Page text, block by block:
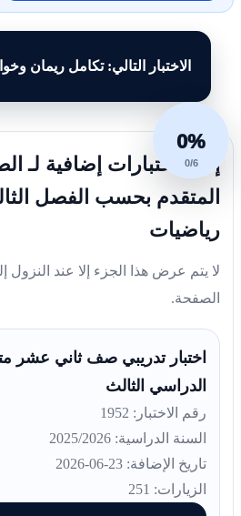
الاختبار التالي: تكامل ريمان
0%
0/6
إليك اختبارات إضافية لـ
المتقدم بحسب الفصل
رياضيات
لا يتم عرض هذا الجزء إلا عند النزول
الصفحة.
اختبار تدريبي صف ثاني عشر
الدراسي الثالث
رقم الاختبار: 1952
السنة الدراسية: 2025/2026
تاريخ الإضافة: 23-06-2026
الزيارات: 251